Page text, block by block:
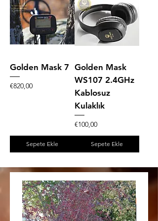
Golden Mask 7
Fiyat
€820,00
Sepete Ekle
Golden Mask
WS107 2.4GHz
Kablosuz
Kulaklık
Fiyat
€100,00
Sepete Ekle